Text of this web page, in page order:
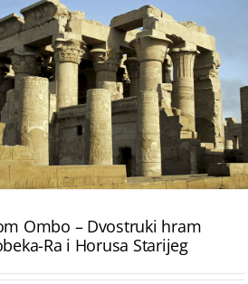
Ombo – Dvostruki hram
Ra i Horusa Starijeg